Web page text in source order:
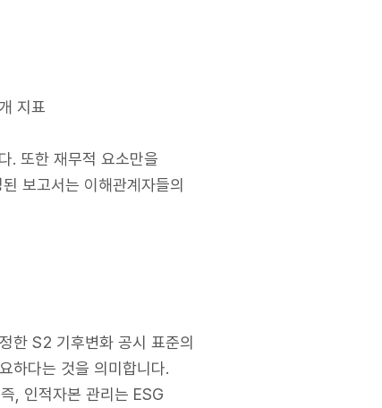
지표
. 또한 재무적 요소만을
보고서는 이해관계자들의
한 S2 기후변화 공시 표준의
하다는 것을 의미합니다.
, 인적자본 관리는 ESG